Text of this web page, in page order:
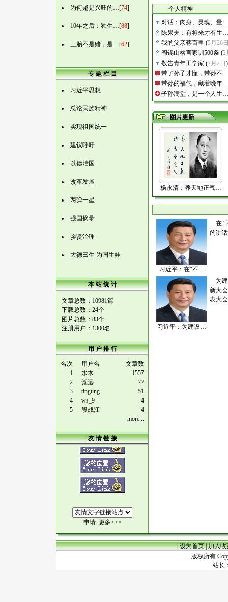
为何越是兴旺的…[74]
10年之后：独生…[88]
三胎不是赌，是…[62]
专 题 栏 目
习近平思想
总论民族精神
实现祖国统一
建议呼吁
以德治国
改革发展
两弹一星
强国摘录
乡贤治理
大德曰生 为国生娃
本 站 统 计
文章总数：10981篇
下载总数：24个
图片总数：83个
注册用户：1300名
用 户 排 行
名次 用户名
文章数
1
水木
1557
2
觉远
77
3
tingting
51
4
ws_9
4
5
段战江
4
more...
友 情 链 接
申请 更多>>>
个人精神
对话：肉身、灵魂、量…
陈果夫：有将来才有生…
我的父亲蒋百里 (5月26
阎锡山格言家训500条 (2
敬告青年工学家 (7月2日 )
带了孙子才懂，带孙不…
带孙的福气，藏着晚年…
子孙满堂，是一个人生…
图片更新
杨永清：养天地正气…
习近平：在“不…
在 “
的讲
习近平：为建设…
为建
新大
表大
|设为首页|加入收
版权所有
站长